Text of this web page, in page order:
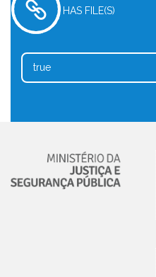
HAS FILE(S)
true